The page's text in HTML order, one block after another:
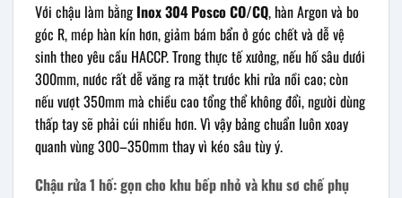
Với chậu làm bằng Inox 304 Posco CO/CQ, hàn Argon và bo
góc R, mép hàn kín hơn, giảm bám bẩn ở góc chết và dễ vệ
sinh theo yêu cầu HACCP. Trong thực tế xưởng, nếu hố sâu dưới
300mm, nước rất dễ văng ra mặt trước khi rửa nồi cao; còn
nếu vượt 350mm mà chiều cao tổng thể không đổi, người dùng
thấp tay sẽ phải cúi nhiều hơn. Vì vậy bảng chuẩn luôn xoay
quanh vùng 300–350mm thay vì kéo sâu tùy ý.
Chậu rửa 1 hố: gọn cho khu bếp nhỏ và khu sơ chế phụ